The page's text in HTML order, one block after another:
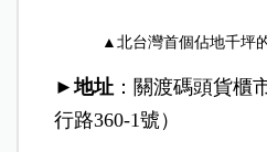
▲北台灣首個佔地千坪
►地址 ：關渡碼頭貨櫃
行路360-1號）